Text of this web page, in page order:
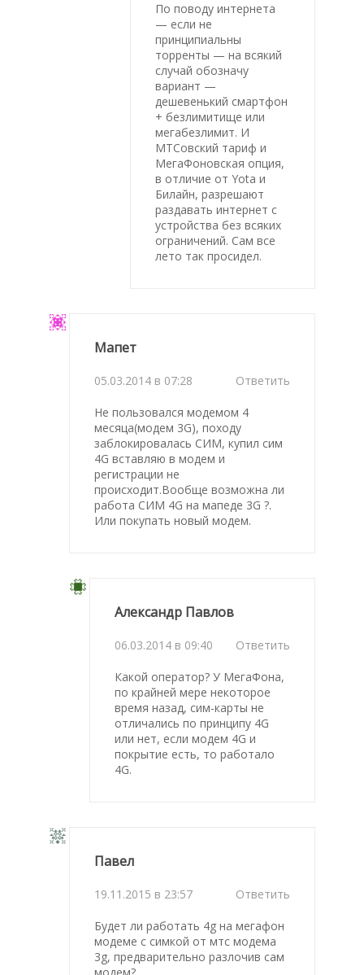
По поводу интернета
— если не
принципиальны
торренты — на всякий
случай обозначу
вариант —
дешевенький смартфон
+ безлимитище или
мегабезлимит. И
МТСовский тариф и
МегаФоновская опция,
в отличие от Yota и
Билайн, разрешают
раздавать интернет с
устройства без всяких
ограничений. Сам все
лето так просидел.
Мапет
05.03.2014 в 07:28 Ответить
Не пользовался модемом 4
месяца(модем 3G), походу
заблокировалась СИМ, купил сим
4G вставляю в модем и
регистрации не
происходит.Вообще возможна ли
работа СИМ 4G на мапеде 3G ?.
Или покупать новый модем.
Александр Павлов
06.03.2014 в 09:40 Ответить
Какой оператор? У МегаФона,
по крайней мере некоторое
время назад, сим-карты не
отличались по принципу 4G
или нет, если модем 4G и
покрытие есть, то работало
4G.
Павел
19.11.2015 в 23:57 Ответить
Будет ли работать 4g на мегафон
модеме с симкой от мтс модема
3g, предварительно разлочив сам